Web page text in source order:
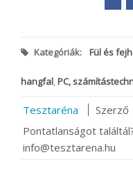
Kategóriák: Fül és
hangfal,PC,
Tesztaréna
Szerző
Pontatlanságot
info@tesztarena.hu